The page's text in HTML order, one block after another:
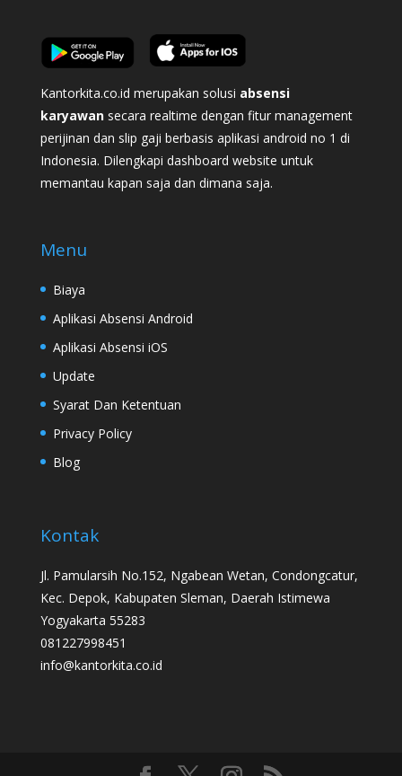
Kantorkita.co.id merupakan solusi absensi
karyawan secara realtime dengan fitur management
perijinan dan slip gaji berbasis aplikasi android no 1 di
Indonesia. Dilengkapi dashboard website untuk
memantau kapan saja dan dimana saja.
Menu
Biaya
Aplikasi Absensi Android
Aplikasi Absensi iOS
Update
Syarat Dan Ketentuan
Privacy Policy
Blog
Kontak
Jl. Pamularsih No.152, Ngabean Wetan, Condongcatur,
Kec. Depok, Kabupaten Sleman, Daerah Istimewa
Yogyakarta 55283
081227998451
info@kantorkita.co.id